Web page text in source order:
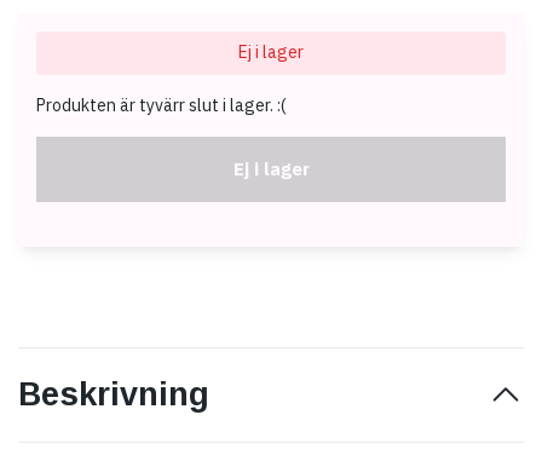
Ej i lager
Produkten är tyvärr slut i lager. :(
Ej i lager
Beskrivning